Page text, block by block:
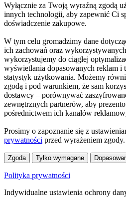
Wyłącznie za Twoją wyraźną zgodą
innych technologii, aby zapewnić Ci
doświadczenie zakupowe.
W tym celu gromadzimy dane
ich zachowań oraz
wykorzystujemy do ciągłej
wyświetlania dopasowanych reklam i
statystyk użytkowania. Możemy
zgodą i pod warunkiem, że sam
dostawcy – porównywać
zewnętrznych partnerów, aby
pośrednictwem ich kanałów
Prosimy o zapoznanie się z
prywatności przed wyrażeniem zgody.
Zgoda Tylko wymagane
Polityka prywatności
Indywidualne ustawienia ochrony